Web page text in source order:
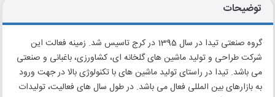
توضیحات
گروه صنعتی تیدا در سال 1395 در کرج تاسیس شد. زمینه فعالت این
شرکت طراحی و تولید ماشین های گلخانه ای، کشاورزی، باغبانی و صنعتی
می باشد. تیدا در راستای تولید ماشین های با تکنولوژی بالا در جهت ورود
به بازارهای بین المللی فعال می باشد. در طول سال های فعالیت، تولیدات